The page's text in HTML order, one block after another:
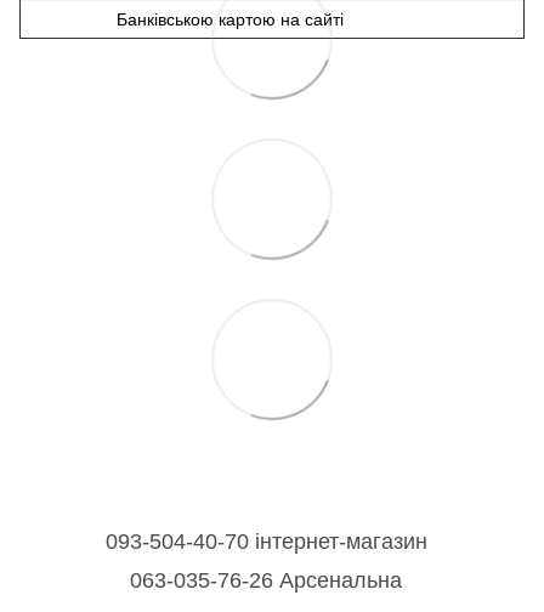
Банківською картою на сайті
093-504-40-70 інтернет-магазин
063-035-76-26 Арсенальна